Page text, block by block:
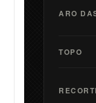
ARO
TOPO